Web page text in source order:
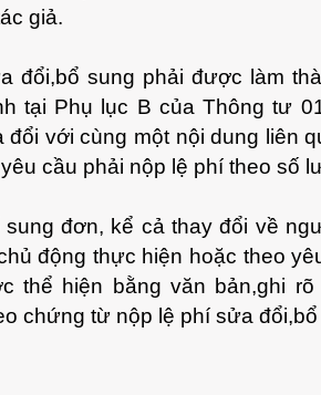
giả.
đổi,bổ sung phải được làm
tại Phụ lục B của Thông tư
đổi với cùng một nội dung liên
cầu phải nộp lệ phí theo số
đơn, kể cả thay đổi về
động thực hiện hoặc theo
thể hiện bằng văn bản,ghi
chứng từ nộp lệ phí sửa